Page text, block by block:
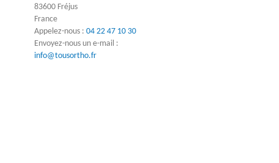
83600 Fréjus
France
Appelez-nous : 04 22 47 10 30
Envoyez-nous un e-mail :
info@tousortho.fr